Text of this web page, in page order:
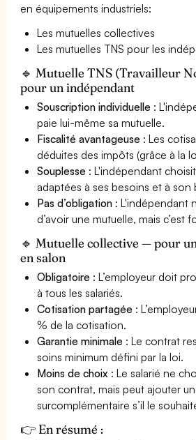
en équipements industriels:
Les mutuelles collectives
Les mutuelles TNS pour les
🔹 Mutuelle TNS (Travailleur
pour un indépendant
Souscription individuelle :
paie lui-même sa mutuelle.
Fiscalité avantageuse : Les
déduites des impôts (grâce à la
Souplesse : L'indépendant
adaptées à ses besoins et à son
Pas d’obligation : L'indépendant
d’avoir une mutuelle, mais c’est
🔹 Mutuelle collective — pour
en salon
Obligatoire : L’employeur doit
à tous les salariés.
Cotisation partagée :
% de la cotisation.
Garantie minimale : Le contrat
soins minimum défini par la loi.
Moins de choix : Le salarié ne
son contrat, mais peut ajouter
surcomplémentaire s’il le
👉 En résumé :